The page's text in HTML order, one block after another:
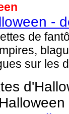
-
de
sur les